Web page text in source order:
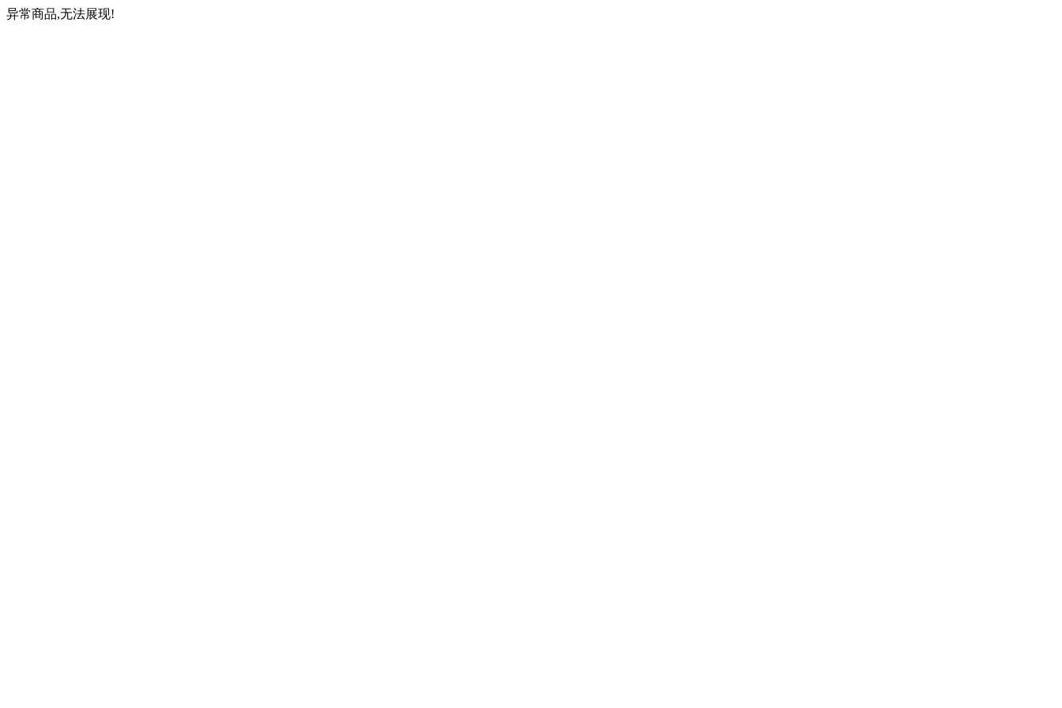
异常商品,无法展现!